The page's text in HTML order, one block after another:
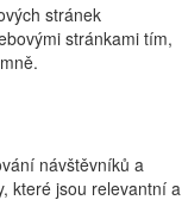
stránek
stránkami tím,
návštěvníků a
které jsou relevantní a